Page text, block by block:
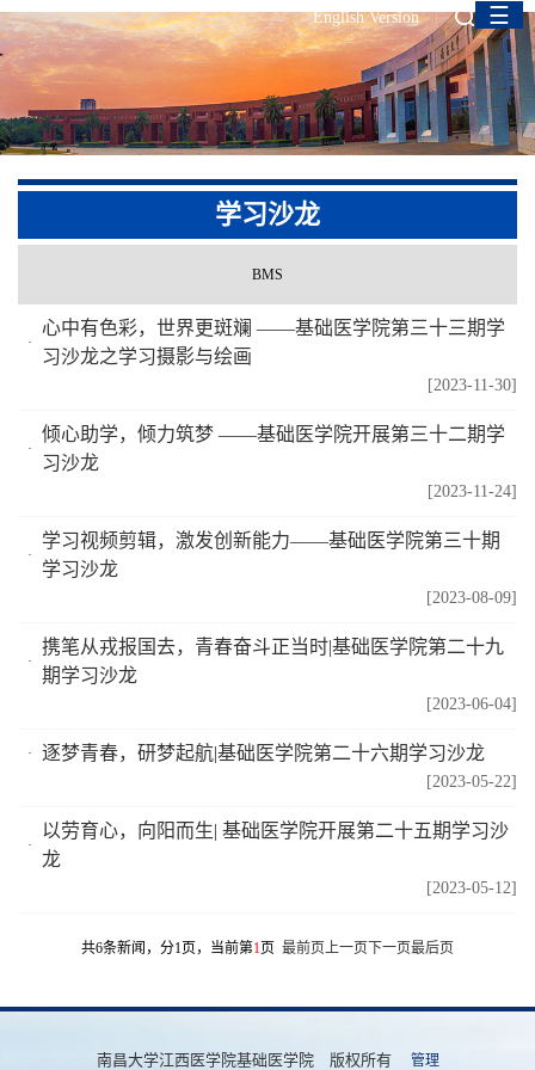
English Version ☰
学习沙龙
BMS
心中有色彩，世界更斑斓 ——基础医学院第三十三期学
习沙龙之学习摄影与绘画
[2023-11-30]
倾心助学，倾力筑梦 ——基础医学院开展第三十二期学
习沙龙
[2023-11-24]
学习视频剪辑，激发创新能力——基础医学院第三十期
学习沙龙
[2023-08-09]
携笔从戎报国去，青春奋斗正当时|基础医学院第二十九
期学习沙龙
[2023-06-04]
逐梦青春，研梦起航|基础医学院第二十六期学习沙龙
[2023-05-22]
以劳育心，向阳而生| 基础医学院开展第二十五期学习沙
龙
[2023-05-12]
共6条新闻，分1页，当前第1页 最前页上一页 下一页最后页
南昌大学江西医学院基础医学院 版权所有 管理